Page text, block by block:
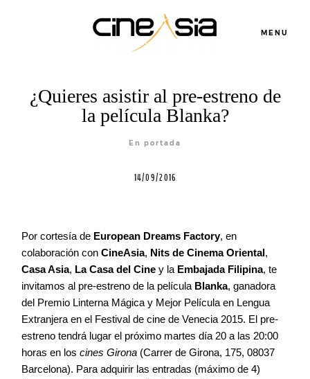
MENU
¿Quieres asistir al pre-estreno de
la película Blanka?
En portada
14/09/2016
Por cortesía de European Dreams Factory, en
colaboración con CineAsia, Nits de Cinema Oriental,
Casa Asia, La Casa del Cine y la Embajada Filipina, te
invitamos al pre-estreno de la película Blanka, ganadora
del Premio Linterna Mágica y Mejor Película en Lengua
Extranjera en el Festival de cine de Venecia 2015. El pre-
estreno tendrá lugar el próximo martes día 20 a las 20:00
horas en los cines Girona (Carrer de Girona, 175, 08037
Barcelona). Para adquirir las entradas (máximo de 4)
Agenda
Contacto